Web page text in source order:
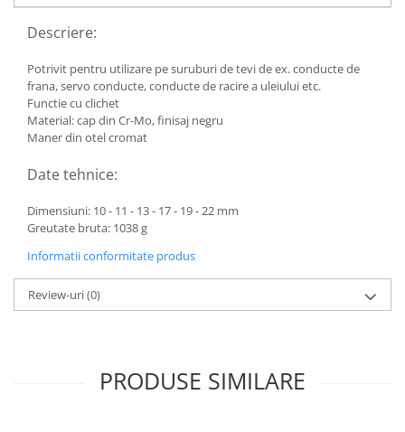
Descriere:
Potrivit pentru utilizare pe suruburi de tevi de ex. conducte de
frana, servo conducte, conducte de racire a uleiului etc.
Functie cu clichet
Material: cap din Cr-Mo, finisaj negru
Maner din otel cromat
Date tehnice:
Dimensiuni: 10 - 11 - 13 - 17 - 19 - 22 mm
Greutate bruta: 1038 g
Informatii conformitate produs
Review-uri(0)
PRODUSE SIMILARE